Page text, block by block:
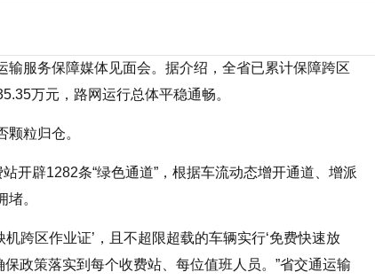
输服务保障媒体见面会。据介绍，全省已累计保障跨区
万元，路网运行总体平稳通畅。
粒归仓。
开辟1282条“绿色通道”，根据车流动态增开通道、增派
。
跨区作业证’，且不超限超载的车辆实行‘免费快速放
政策落实到每个收费站、每位值班人员。”省交通运输